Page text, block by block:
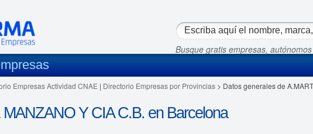
Busque gratis empresas,
Empresas Actividad CNAE | Directorio Empresas por Provincias> Datos generales de
Y CIA C.B. en Barcelona